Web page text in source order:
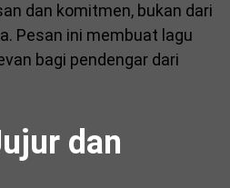
dan komitmen, bukan dari
Pesan ini membuat lagu
bagi pendengar dari
dan